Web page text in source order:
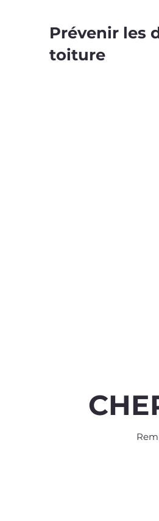
Prévenir les
toiture